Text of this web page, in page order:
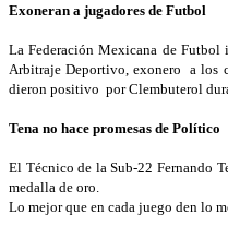
Exoneran a jugadores de Futbol
La Federación Mexicana de
Arbitraje Deportivo, exonero a los
dieron positivo por Clembuterol
Tena no hace promesas de Político
El Técnico de la Sub-22 Fernando
medalla de oro.
Lo mejor que en cada juego den lo